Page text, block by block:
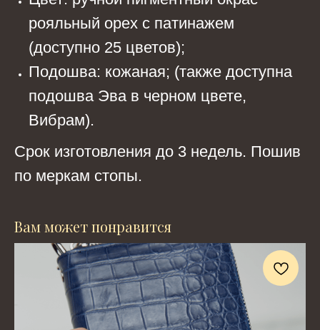
рояльный орех с патинажем
(доступно 25 цветов);
Подошва: кожаная; (также доступна
подошва Эва в черном цвете,
Вибрам).
Срок изготовления до 3 недель. Пошив
по меркам стопы.
Вам может понравится